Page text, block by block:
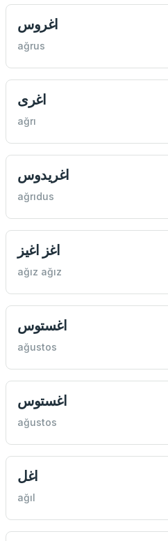
اغروس
ağrus
اغری
ağrı
اغريدوس
ağrıdus
اغز اغيز
ağız ağız
اغستوس
ağustos
اغستوس
ağustos
اغل
ağıl